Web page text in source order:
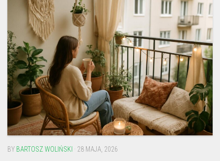
BY BARTOSZ WOLIŃSKI · 28 MAJA, 2026